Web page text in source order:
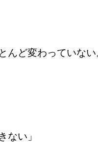
んど変わっていな
ない」